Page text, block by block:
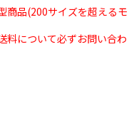
商品(200サイズを超えるモ
料について必ずお問い合わ